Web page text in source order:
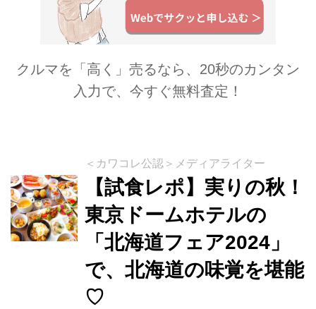
クルマを「高く」売るなら、20秒のカンタン
入力で、今すぐ無料査定！
＜カワコレ公認＞メディアライター
【試食レポ】実りの秋！
東京ドームホテルの
「北海道フェア2024」
で、北海道の味覚を堪能
♡